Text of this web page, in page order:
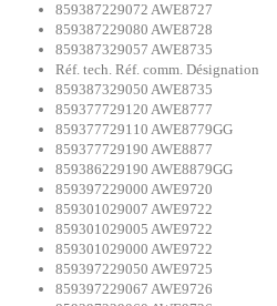
859387229072 AWE8727
859387229080 AWE8728
859387329057 AWE8735
Réf. tech. Réf. comm. Désignation
859387329050 AWE8735
859377729120 AWE8777
859377729110 AWE8779GG
859377729190 AWE8877
859386229190 AWE8879GG
859397229000 AWE9720
859301029007 AWE9722
859301029005 AWE9722
859301029000 AWE9722
859397229050 AWE9725
859397229067 AWE9726